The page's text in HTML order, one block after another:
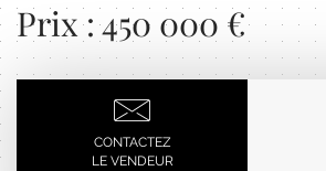
Prix : 450 000 €
CONTACTEZ
LE VENDEUR